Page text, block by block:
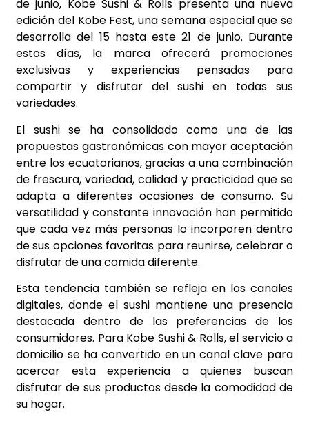
de junio, Kobe Sushi & Rolls presenta una nueva
edición del Kobe Fest, una semana especial que se
desarrolla del 15 hasta este 21 de junio. Durante
estos días, la marca ofrecerá promociones
exclusivas y experiencias pensadas para
compartir y disfrutar del sushi en todas sus
variedades.
El sushi se ha consolidado como una de las
propuestas gastronómicas con mayor aceptación
entre los ecuatorianos, gracias a una combinación
de frescura, variedad, calidad y practicidad que se
adapta a diferentes ocasiones de consumo. Su
versatilidad y constante innovación han permitido
que cada vez más personas lo incorporen dentro
de sus opciones favoritas para reunirse, celebrar o
disfrutar de una comida diferente.
Esta tendencia también se refleja en los canales
digitales, donde el sushi mantiene una presencia
destacada dentro de las preferencias de los
consumidores. Para Kobe Sushi & Rolls, el servicio a
domicilio se ha convertido en un canal clave para
acercar esta experiencia a quienes buscan
disfrutar de sus productos desde la comodidad de
su hogar.